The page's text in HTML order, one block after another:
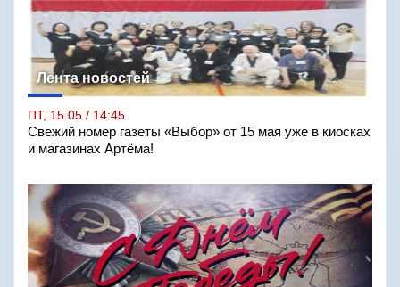
Лента новостей
ПТ, 15.05 / 14:45
Свежий номер газеты «Выбор» от 15 мая уже в киосках
и магазинах Артёма!